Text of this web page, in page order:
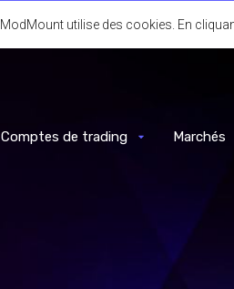
Comptes de trading Marchés
ModMount utilise des cookies. En